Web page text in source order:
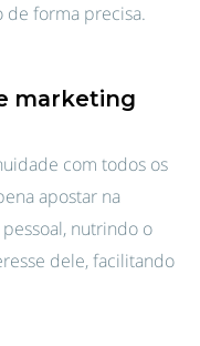
de forma precisa.
marketing
com todos os
apostar na
nutrindo o
dele, facilitando